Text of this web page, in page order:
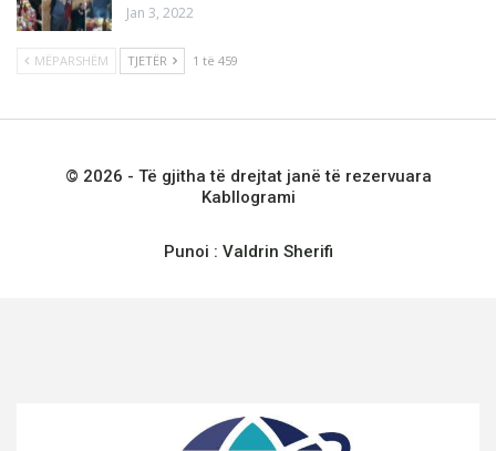
Jan 3, 2022
MËPARSHËM TJETËR 1 të 459
© 2026 - Të gjitha të drejtat janë të rezervuara
Kabllogrami
Punoi : Valdrin Sherifi